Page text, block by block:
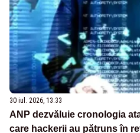
30 iul. 2026, 13:33
ANP dezvăluie cronologia
care hackerii au pătruns în